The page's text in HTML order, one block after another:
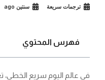
ترجمات سريعة سنتين ago
فهرس المحتوي
في عالم اليوم سريع الخطى،